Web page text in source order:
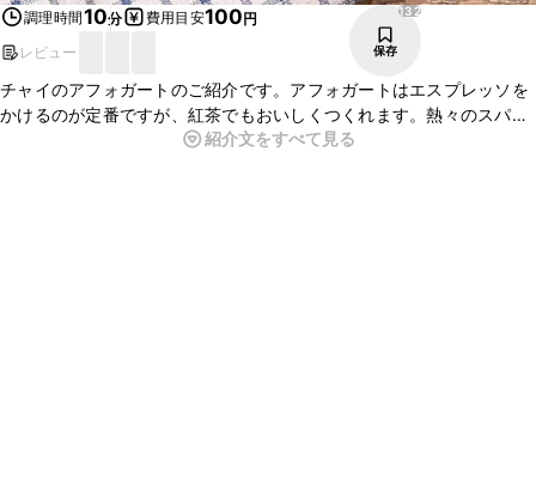
調理時間10分 費用目安100円
レビュー
132
保存
チャイのアフォガートのご紹介です。アフォガートはエスプレッソを
かけるのが定番ですが、紅茶でもおいしくつくれます。熱々のスパイ
スの香りが効いたチャイをかけて、アイスクリームが溶け出すと供に
紹介文をすべて見る